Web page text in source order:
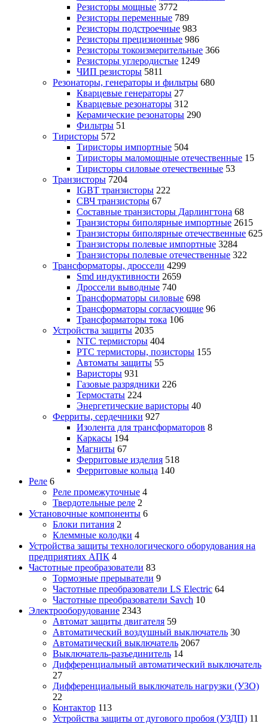
Резисторы мощные 3772
Резисторы переменные 789
Резисторы подстроечные 983
Резисторы прецизионные 986
Резисторы токоизмерительные 366
Резисторы углеродистые 1249
ЧИП резисторы 5811
Резонаторы, генераторы и фильтры 680
Кварцевые генераторы 27
Кварцевые резонаторы 312
Керамические резонаторы 290
Фильтры 51
Тиристоры 572
Тиристоры импортные 504
Тиристоры маломощные отечественные 15
Тиристоры силовые отечественные 53
Транзисторы 7204
IGBT транзисторы 222
СВЧ транзисторы 67
Составные транзисторы Дарлингтона 68
Транзисторы биполярные импортные 2615
Транзисторы биполярные отечественные 625
Транзисторы полевые импортные 3284
Транзисторы полевые отечественные 322
Трансформаторы, дроссели 4299
Smd индуктивности 2659
Дроссели выводные 740
Трансформаторы силовые 698
Трансформаторы согласующие 96
Трансформаторы тока 106
Устройства защиты 2035
NTC термисторы 404
PTC термисторы, позисторы 155
Автоматы защиты 55
Варисторы 931
Газовые разрядники 226
Термостаты 224
Энергетические варисторы 40
Ферриты, сердечники 927
Изолента для трансформаторов 8
Каркасы 194
Магниты 67
Ферритовые изделия 518
Ферритовые кольца 140
Реле 6
Реле промежуточные 4
Твердотельные реле 2
Установочные компоненты 6
Блоки питания 2
Клеммные колодки 4
Устройства защиты технологического оборудования на
предприятиях АПК 4
Частотные преобразователи 83
Тормозные прерыватели 9
Частотные преобразователи LS Electric 64
Частотные преобразователи Savch 10
Электрооборудование 2343
Автомат защиты двигателя 59
Автоматический воздушный выключатель 30
Автоматический выключатель 2067
Выключатель-разъединитель 14
Дифференциальный автоматический выключатель
27
Дифференциальный выключатель нагрузки (УЗО)
22
Контактор 113
Устройства защиты от дугового пробоя (УЗДП) 11